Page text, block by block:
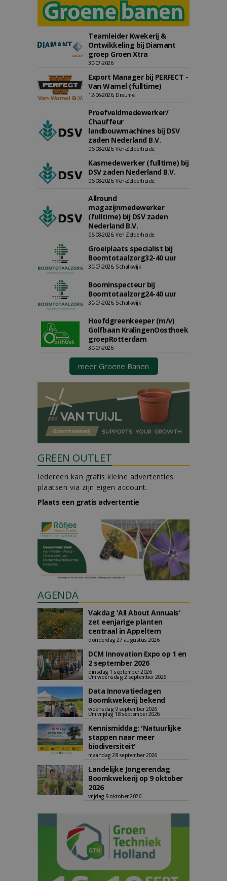
Teamleider Kwekerij &
Ontwikkeling bij Diamant
groep Groen Xtra
30-07-2026
Export Manager bij PERFECT -
Van Wamel (fulltime)
12-06-2026, Dreumel
Proefveldmedewerker/
Chauffeur
landbouwmachines bij DSV
zaden Nederland B.V.
06-08-2026, Ven-Zelderheide
Kasmedewerker (fulltime) bij
DSV zaden Nederland B.V.
06-08-2026, Ven-Zelderheide
Allround
magazijnmedewerker
(fulltime) bij DSV zaden
Nederland B.V.
06-08-2026, Ven Zelderheide
Groeiplaats specialist bij
Boomtotaalzorg32-40 uur
30-07-2026, Schalkwijk
Boominspecteur bij
Boomtotaalzorg24-40 uur
30-07-2026, Schalkwijk
Hoofdgreenkeeper (m/v)
Golfbaan KralingenOosthoek
groepRotterdam
30-07-2026
meer Groene Banen
GREEN OUTLET
Iedereen kan gratis kleine advertenties
plaatsen via zijn eigen account.
Plaats een gratis advertentie
AGENDA
Vakdag 'All About Annuals'
zet eenjarige planten
centraal in Appeltern
donderdag 27 augustus 2026
DCM Innovation Expo op 1 en
2 september 2026
dinsdag 1 september 2026
t/m woensdag 2 september 2026
Data Innovatiedagen
Boomkwekerij bekend
woensdag 9 september 2026
t/m vrijdag 18 september 2026
Kennismiddag: 'Natuurlijke
stappen naar meer
biodiversiteit'
maandag 28 september 2026
Landelijke Jongerendag
Boomkwekerij op 9 oktober
2026
vrijdag 9 oktober 2026